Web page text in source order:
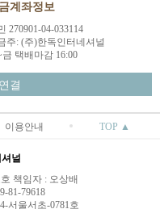
계좌정보
270901-04-033114
주: (주)한독인터네셔널
금 택배마감 16:00
결
이용안내 TOP ▲
널
책임자 : 오상배
81-79618
서울서초-0781호